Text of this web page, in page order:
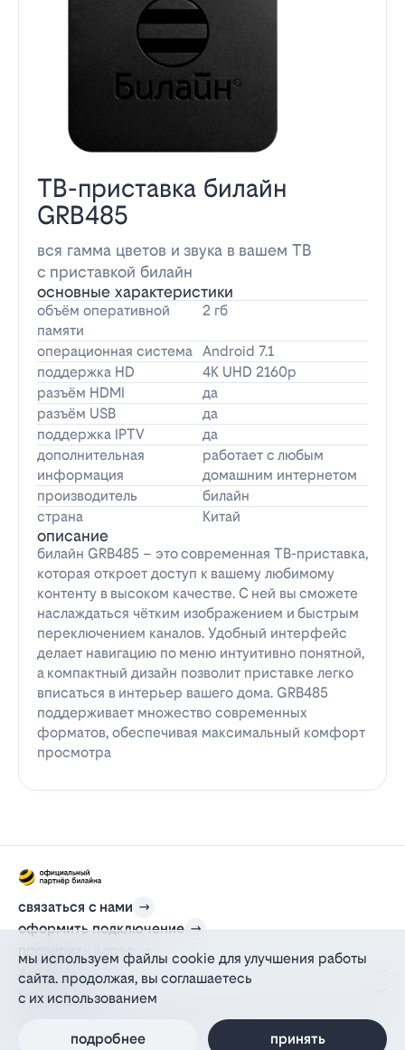
ТВ-приставка билайн
GRB485
вся гамма цветов и звука в вашем ТВ
с приставкой билайн
основные характеристики
объём оперативной
памяти
2 гб
операционная система Android 7.1
поддержка HD
4K UHD 2160p
разъём HDMI
да
разъём USB
да
поддержка IPTV
да
дополнительная
информация
работает с любым
домашним интернетом
производитель
билайн
страна
Китай
описание
билайн GRB485 – это современная ТВ-приставка,
которая откроет доступ к вашему любимому
контенту в высоком качестве. С ней вы сможете
наслаждаться чётким изображением и быстрым
переключением каналов. Удобный интерфейс
делает навигацию по меню интуитивно понятной,
а компактный дизайн позволит приставке легко
вписаться в интерьер вашего дома. GRB485
поддерживает множество современных
форматов, обеспечивая максимальный комфорт
просмотра
связаться с нами
оформить подключение
проверить адрес
для дома
информация
действующий на основании агентского договора
политика персональных данных
мы используем файлы cookie для улучшения работы
сайта. продолжая, вы соглашаетесь
с их использованием
подробнее принять